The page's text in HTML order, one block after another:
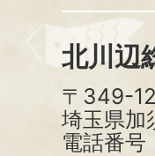
北川辺
〒349-
埼玉県加
電話番号